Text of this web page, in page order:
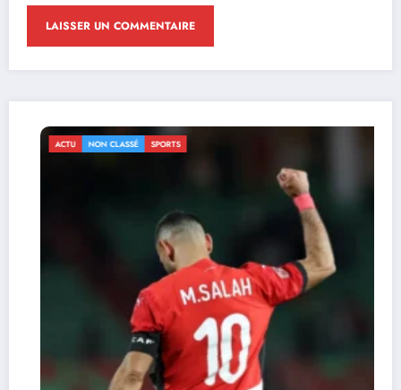
ACTU NON CLASSÉ SPORTS